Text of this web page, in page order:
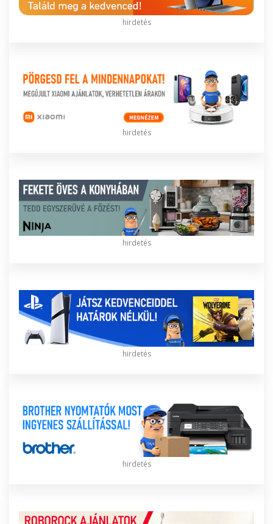
hirdetés
hirdetés
hirdetés
hirdetés
hirdetés